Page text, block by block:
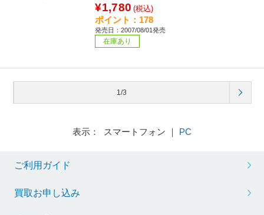
¥1,780 (税込)
ポイント：178
発売日：2007/08/01発売
在庫あり
1/3
表示： スマートフォン ｜ PC
ご利用ガイド
買取お申し込み